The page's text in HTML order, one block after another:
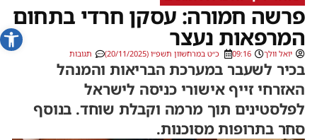
פתח
פרשה חמורה: עסקן חרדי בתחום
המרפאות נעצר
יואל וולך 09:16 כ״ט במרחשוון תשפ״ו (20/11/2025) תגובות
בכיר לשעבר במערכת הבריאות והמנהל
האזרחי זייף אישורי כניסה לישראל
לפלסטינים תוך מרמה וקבלת שוחד. בנוסף
סחר בתרופות מסוכנות.